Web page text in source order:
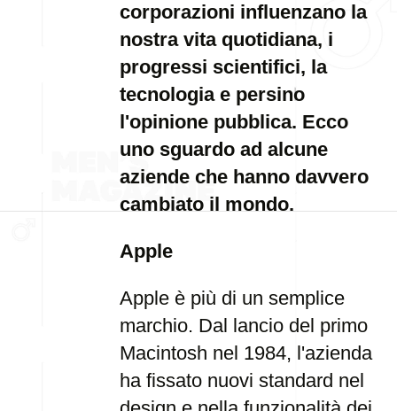
corporazioni influenzano la
nostra vita quotidiana, i
progressi scientifici, la
tecnologia e persino
l'opinione pubblica. Ecco
uno sguardo ad alcune
aziende che hanno davvero
cambiato il mondo.
Apple
Apple è più di un semplice
marchio. Dal lancio del primo
Macintosh nel 1984, l'azienda
ha fissato nuovi standard nel